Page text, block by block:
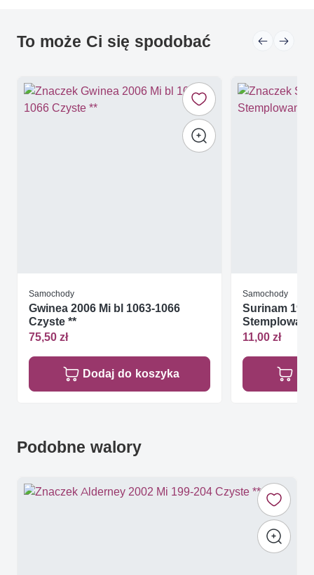
To może Ci się spodobać
Samochody
Gwinea 2006 Mi bl 1063-1066
Czyste **
75,50 zł
Dodaj do koszyka
Samochody
Surinam
11,00 zł
Podobne walory